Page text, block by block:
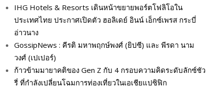
IHG Hotels & Resorts เดินหน้าขยายพอร์ตโฟลิโอใน
ประเทศไทย ประกาศเปิดตัว ฮอลิเดย์ อินน์ เอ็กซ์เพรส กระบี่
อ่าวนาง
GossipNews : คีรติ มหาพฤกษ์พงศ์ (ยิปซี) และ พีรดา นาม
วงศ์ (เปเปอร์)
ก้าวข้ามมายาคติของ Gen Z กับ 4 กรอบความคิดระดับลักซ์ชัว
รี่ ที่กำลังเปลี่ยนโฉมการท่องเที่ยวในเอเชียแปซิฟิก